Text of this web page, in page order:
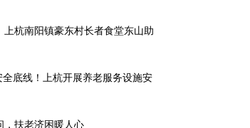
上杭南阳镇豪东村长者食堂东山助
全底线！上杭开展养老服务设施安
，扶老济困暖人心